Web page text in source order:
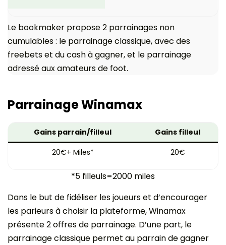
Le bookmaker propose 2 parrainages non
cumulables : le parrainage classique, avec des
freebets et du cash à gagner, et le parrainage
adressé aux amateurs de foot.
Parrainage Winamax
Gains parrain/filleul
Gains filleul
20€+ Miles*
20€
*5 filleuls=2000 miles
Dans le but de fidéliser les joueurs et d’encourager
les parieurs à choisir la plateforme, Winamax
présente 2 offres de parrainage. D’une part, le
parrainage classique permet au parrain de gagner